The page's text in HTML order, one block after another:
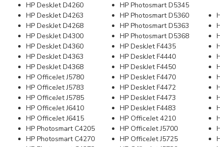
HP DeskJet D4260
HP DeskJet D4263
HP DeskJet D4268
HP DeskJet D4300
HP DeskJet D4360
HP DeskJet D4363
HP DeskJet D4368
HP OfficeJet J5780
HP OfficeJet J5783
HP OfficeJet J5785
HP OfficeJet J6410
HP OfficeJet J6415
HP Photosmart C4205
HP Photosmart C4270
HP Photosmart D5345
HP Photosmart D5360
HP Photosmart D5363
HP Photosmart D5368
HP DeskJet F4435
HP DeskJet F4440
HP DeskJet F4450
HP DeskJet F4470
HP DeskJet F4472
HP DeskJet F4473
HP DeskJet F4483
HP OfficeJet 4210
HP OfficeJet J5700
HP OfficeJet J5725